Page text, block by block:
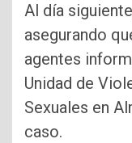
Al día
asegurando
agentes
Unidad de
Sexuales en
caso.